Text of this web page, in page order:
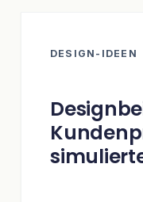
DESIGN-IDEEN